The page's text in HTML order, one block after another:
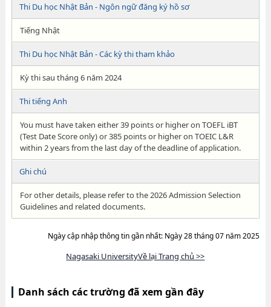
Thi Du học Nhật Bản - Ngôn ngữ đăng ký hồ sơ
Tiếng Nhật
Thi Du học Nhật Bản - Các kỳ thi tham khảo
Kỳ thi sau tháng 6 năm 2024
Thi tiếng Anh
You must have taken either 39 points or higher on TOEFL iBT
(Test Date Score only) or 385 points or higher on TOEIC L&R
within 2 years from the last day of the deadline of application.
Ghi chú
For other details, please refer to the 2026 Admission Selection
Guidelines and related documents.
Ngày cập nhập thông tin gần nhất: Ngày 28 tháng 07 năm 2025
Nagasaki UniversityVề lại Trang chủ >>
Danh sách các trường đã xem gần đây